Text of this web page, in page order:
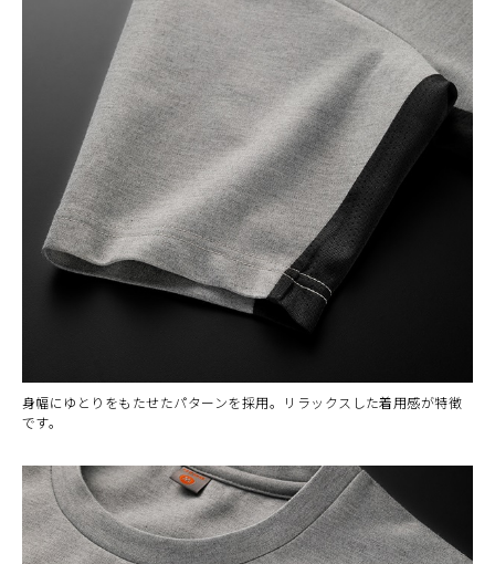
身幅にゆとりをもたせたパターンを採用。リラックスした着用感が特徴
です。